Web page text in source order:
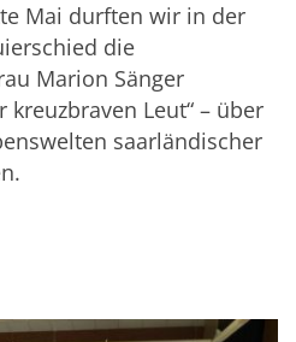
Mai durften wir in der
die
Marion Sänger
kreuzbraven Leut“ – über
saarländischer